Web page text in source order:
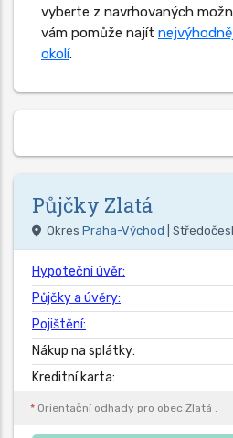
vyberte z navrhovaných
vám pomůže najít
okolí.
Půjčky Zlatá
Okres Praha-Východ |
Hypoteční úvěr:
Půjčky a úvěry:
Pojištění:
Nákup na splátky:
Kreditní karta:
* Orientační odhady pro obec Zlatá .